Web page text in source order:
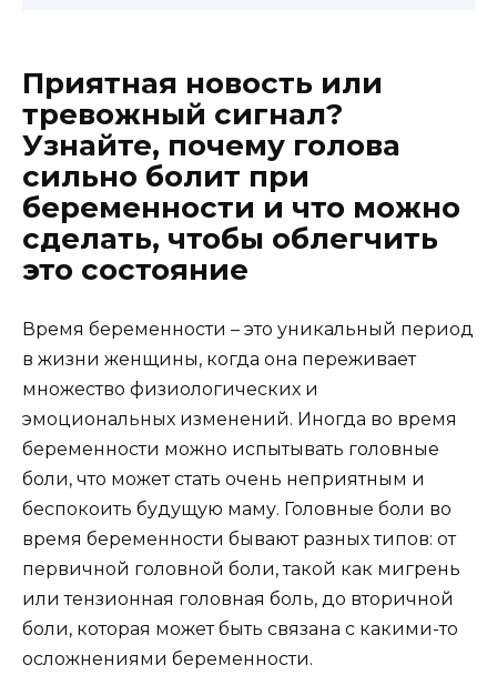
Приятная новость или
тревожный сигнал?
Узнайте, почему голова
сильно болит при
беременности и что можно
сделать, чтобы облегчить
это состояние
Время беременности – это уникальный период
в жизни женщины, когда она переживает
множество физиологических и
эмоциональных изменений. Иногда во время
беременности можно испытывать головные
боли, что может стать очень неприятным и
беспокоить будущую маму. Головные боли во
время беременности бывают разных типов: от
первичной головной боли, такой как мигрень
или тензионная головная боль, до вторичной
боли, которая может быть связана с какими-то
осложнениями беременности.